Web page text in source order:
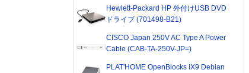
Hewlett-Packard HP 外付けUSB DVD
ドライブ (701498-B21)
CISCO Japan 250V AC Type A Power
Cable (CAB-TA-250V-JP=)
PLAT'HOME OpenBlocks IX9 Debian